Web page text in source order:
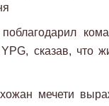
сказав, что
мечети